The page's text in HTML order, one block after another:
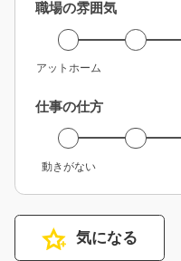
職場の雰囲気
アットホーム
仕事の仕方
動きがない
気になる